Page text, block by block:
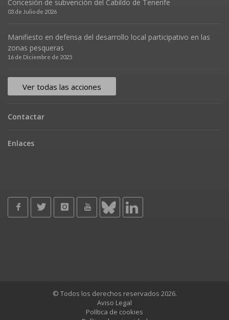
Concesión de subvención del Cabildo de Tenerife
03 de Julio de 2026
Manifiesto en defensa del desarrollo local participativo en las
zonas pesqueras
16 de Diciembre de 2025
Ver todas las acciones
Contactar
Enlaces
© Todos los derechos reservados 2026.
Aviso Legal
Política de cookies